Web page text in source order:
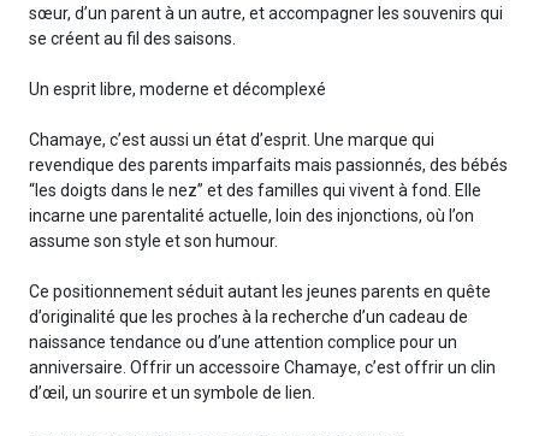
sœur, d’un parent à un autre, et accompagner les souvenirs qui
se créent au fil des saisons.
Un esprit libre, moderne et décomplexé
Chamaye, c’est aussi un état d’esprit. Une marque qui
revendique des parents imparfaits mais passionnés, des bébés
“les doigts dans le nez” et des familles qui vivent à fond. Elle
incarne une parentalité actuelle, loin des injonctions, où l’on
assume son style et son humour.
Ce positionnement séduit autant les jeunes parents en quête
d’originalité que les proches à la recherche d’un cadeau de
naissance tendance ou d’une attention complice pour un
anniversaire. Offrir un accessoire Chamaye, c’est offrir un clin
d’œil, un sourire et un symbole de lien.